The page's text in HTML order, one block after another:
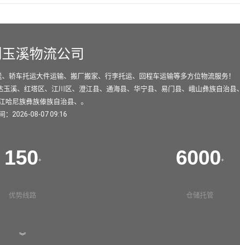
溪物流公司
轿车托运大件运输、搬厂搬家、行李托运、回程车运输等多方位物流服务！
玉溪、 红塔区、 江川区、 澄江县、 通海县、 华宁县、 易门县、 峨山彝族自治县、
哈尼族彝族傣族自治县、。
：2026-08-07 09:16
150+
优势线路
6000+
仓储托管
︾